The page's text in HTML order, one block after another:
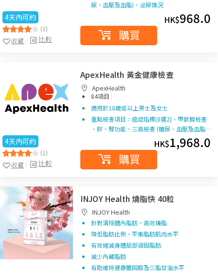
4天內可約
(3)
比較
收藏
尿、血壓及血脂)、泌尿情況
HK$968.0
購買
4天內可約
(1)
比較
收藏
ApexHealth 黃金健康檢查
ApexHealth
84項目 |
適用於18歲或以上男士及女士
重點檢查項目：癌症指標(8選2)、甲狀腺檢查
、肝、腎功能、三高檢查 (糖尿、血壓及血脂…
HK$1,968.0
購買
INJOY Health 燒脂快 40粒
INJOY Health
針對清除體內脂肪，高效燒脂
降低脂肪比例，平衡脂肪肌肉水平
有效縮減身體局部頑固脂肪
減少內藏脂肪
有助維持健康膽固醇及三脂甘油水平